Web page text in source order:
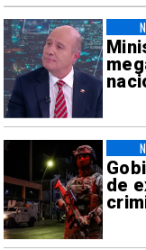
de